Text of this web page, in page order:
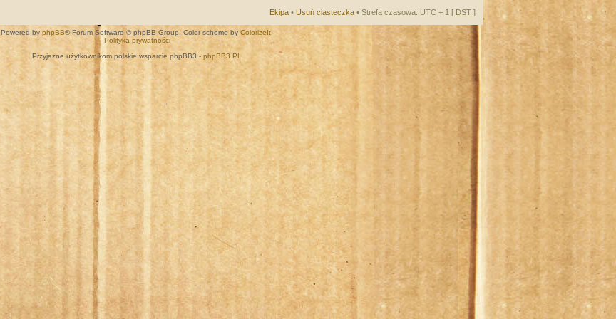
Ekipa • Usuń ciasteczka • Strefa czasowa: UTC + 1 [ DST ]
Powered by phpBB® Forum Software © phpBB Group. Color scheme by ColorizeIt!
Polityka prywatności
Przyjazne użytkownikom polskie wsparcie phpBB3 - phpBB3.PL